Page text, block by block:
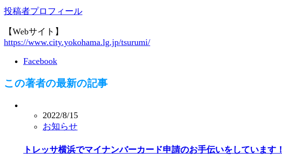
投稿者プロフィール
【Webサイト】
https://www.city.yokohama.lg.jp/tsurumi/
Facebook
この著者の最新の記事
2022/8/15
お知らせ
トレッサ横浜でマイナンバーカード申請のお手伝いをしています！